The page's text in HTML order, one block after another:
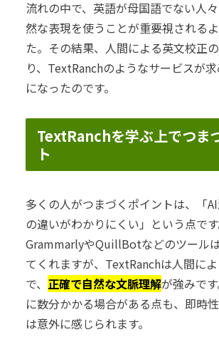
流れの中で、英語が母国語でない人
然な表現を使うことが重要視される
た。その結果、人間による英文校正
り、TextRanchのようなサービスが
になったのです。
TextRanchを学ぶ上でつま
ト
多くの人がつまづくポイントは、「
の違いがわかりにくい」という点で
GrammarlyやQuillBotなどのツール
てくれますが、TextRanchは人間に
で、 正確で自然な文脈理解が強みで
に数分かかる場合がある点も、即時
は意外に感じられます。